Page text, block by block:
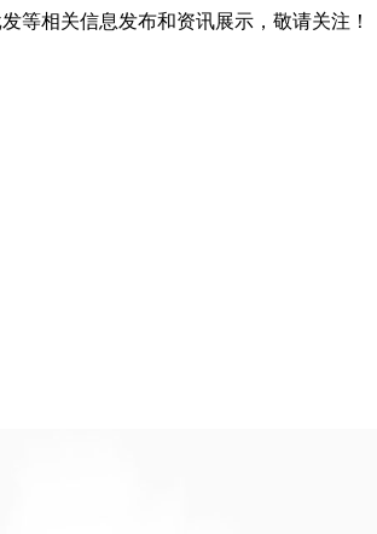
等相关信息发布和资讯展示，敬请关注！